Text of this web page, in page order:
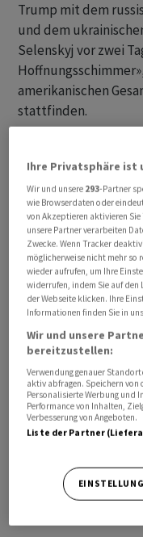
Trump mit dem
und dem
Selenskyj vor zwei
amerikanischen
stattfinden.
stellvertretenden
Gruschko. Die
ist nicht unbedingt
«Die Parteien
einer Einigung
verhandeln».
Ihre Privatsphäre ist
Wir und unsere 293-Partner
wie Browserdaten oder
von Akzeptieren aktivieren
unsere Partner verarbeiten
Zwecke. Wenn Tracker
möglicherweise nicht mehr so
wieder aufrufen, um Ihre
widerrufen, indem Sie auf den
der Webseite klicken. Ihre
Informationen finden Sie in
Wir und unsere
bereitzustellen:
Verwendung genauer
aktiv abfragen. Speichern
Personalisierte Werbung und
Performance von Inhalten,
Verbesserung von Angeboten.
Liste der Partner